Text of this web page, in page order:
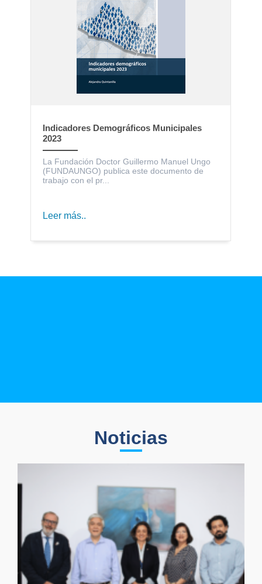
Indicadores Demográficos Municipales
2023
La Fundación Doctor Guillermo Manuel Ungo
(FUNDAUNGO) publica este documento de
trabajo con el pr...
Leer más..
Noticias